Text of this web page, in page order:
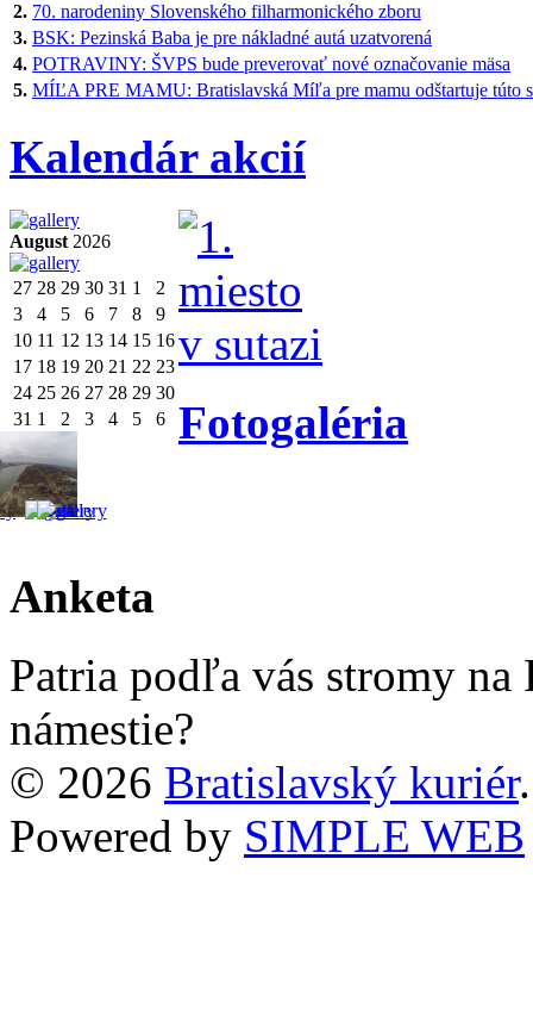
2. 70. narodeniny Slovenského filharmonického zboru
3. BSK: Pezinská Baba je pre nákladné autá uzatvorená
4. POTRAVINY: ŠVPS bude preverovať nové označovanie mäsa
5. MÍĽA PRE MAMU: Bratislavská Míľa pre mamu odštartuje túto
Kalendár akcií
August 2026
27 28 29 30 31 1
2
3
4 5 6 7 8
9
10 11 12 13 14 15 16
17 18 19 20 21 22 23
24 25 26 27 28 29 30
31 1 2 3 4 5 6 Fotogaléria
Anketa
Patria podľa vás stromy na
námestie?
© 2026 Bratislavský kuriér
Powered by SIMPLE WEB